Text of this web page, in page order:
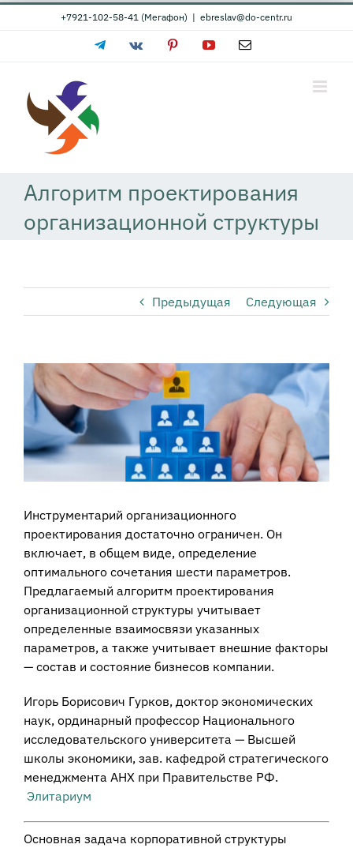
Skip
+7921-102-58-41 (Мегафон) | ebreslav@do-centr.ru
TelegramVk PinterestYouTubeEmail
Алгоритм проектирования
организационной структуры
Предыдущая Следующая
View
Larger
Image
Инструментарий организационного
проектирования достаточно ограничен. Он
включает, в общем виде, определение
оптимального сочетания шести параметров.
Предлагаемый алгоритм проектирования
организационной структуры учитывает
определенные взаимосвязи указанных
параметров, а также учитывает внешние факторы
— состав и состояние бизнесов компании.
Игорь Борисович Гypкoв, доктор экономических
наук, ординарный профессор Национального
исследовательского университета — Высшей
школы экономики, зав. кафедрой стратегического
менеджмента АНХ при Правительстве РФ.
Элитариум
Основная задача корпоративной структуры